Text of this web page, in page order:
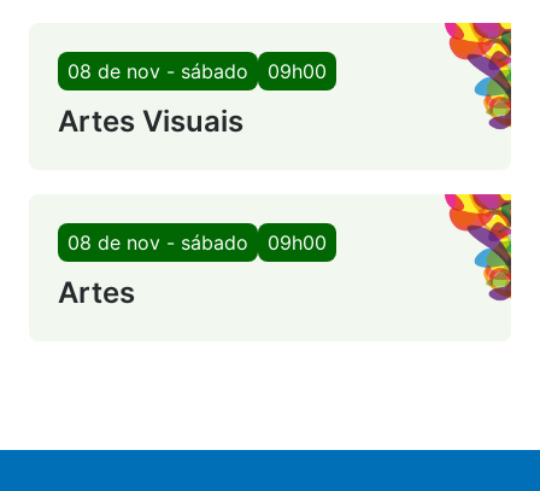
08 de nov - sábado 09h00
Artes Visuais
08 de nov - sábado 09h00
Artes